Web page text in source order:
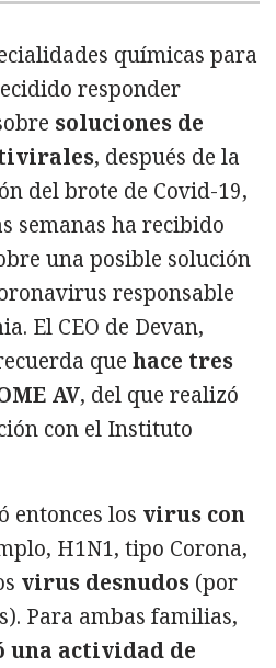
químicas para
responder
soluciones de
, después de la
del brote de Covid-19,
semanas ha recibido
una posible solución
responsable
El CEO de Devan,
que hace tres
AV, del que realizó
con el Instituto
entonces los virus con
H1N1, tipo Corona,
virus desnudos (por
Para ambas familias,
una actividad de